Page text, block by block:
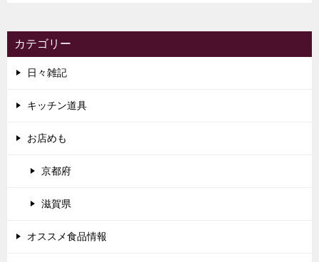
カテゴリー
日々雑記
キッチン道具
お店めも
京都府
滋賀県
オススメ食品情報